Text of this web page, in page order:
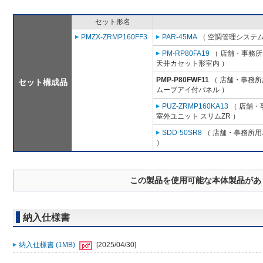
セット構成品
セット形名
PMZX-ZRMP160FF3
PAR-45MA （ 空調管理システ
PM-RP80FA19 （ 店舗・事務
天井カセット形室内 ）
PMP-P80FWF11 （ 店舗・事務
ムーブアイ付パネル ）
PUZ-ZRMP160KA13 （ 店舗
室外ユニット スリムZR ）
SDD-50SR8 （ 店舗・事務所
）
この製品を使用可能な本体製品が
納入仕様書
納入仕様書 (1MB) [2025/04/30]